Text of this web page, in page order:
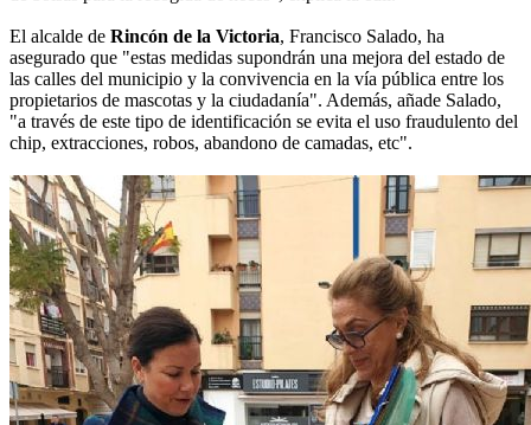
El alcalde de Rincón de la Victoria, Francisco Salado, ha
asegurado que "estas medidas supondrán una mejora del estado de
las calles del municipio y la convivencia en la vía pública entre los
propietarios de mascotas y la ciudadanía". Además, añade Salado,
"a través de este tipo de identificación se evita el uso fraudulento del
chip, extracciones, robos, abandono de camadas, etc".